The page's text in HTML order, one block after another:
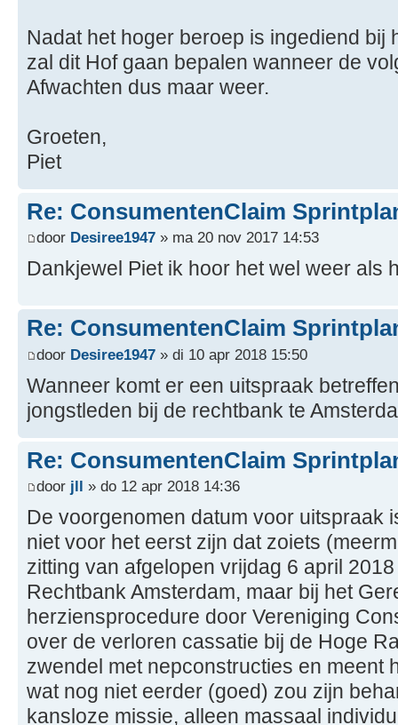
Nadat het hoger beroep is ingediend bij
zal dit Hof gaan bepalen wanneer de
Afwachten dus maar weer.
Groeten,
Piet
Re: ConsumentenClaim
door Desiree1947 » ma 20 nov 2017 14:53
Dankjewel Piet ik hoor het wel weer als
Re: ConsumentenClaim
door Desiree1947 » di 10 apr 2018 15:50
Wanneer komt er een uitspraak
jongstleden bij de rechtbank te
Re: ConsumentenClaim
door jll » do 12 apr 2018 14:36
De voorgenomen datum voor uitspraak
niet voor het eerst zijn dat zoiets
zitting van afgelopen vrijdag 6 april
Rechtbank Amsterdam, maar bij het
herziensprocedure door Vereniging
over de verloren cassatie bij de Hoge
zwendel met nepconstructies en meent
wat nog niet eerder (goed) zou zijn
kansloze missie, alleen massaal